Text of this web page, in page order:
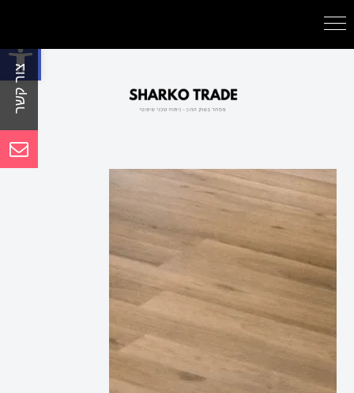
פתח סרגל נגישות